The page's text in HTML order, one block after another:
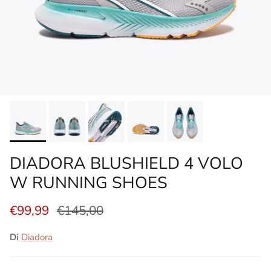
DIADORA BLUSHIELD 4 VOLO
W RUNNING SHOES
€99,99 €145,00
Di Diadora